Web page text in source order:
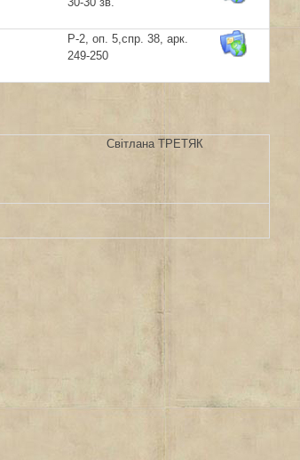
Р-2, оп. 5,спр. 38, арк.
249-250
Світлана ТРЕТЯК